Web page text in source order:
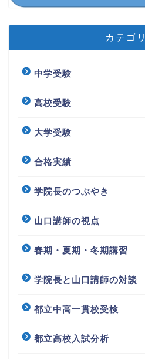
カテゴ
中学受験
高校受験
大学受験
合格実績
学院長のつぶやき
山口講師の視点
春期・夏期・冬期講習
学院長と山口講師の対談
都立中高一貫校受検
都立高校入試分析